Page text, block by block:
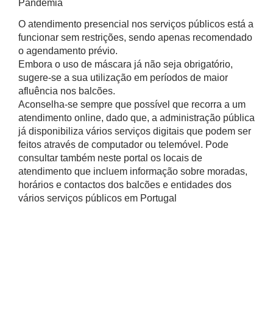
Pandemia
O atendimento presencial nos serviços públicos está a
funcionar sem restrições, sendo apenas recomendado
o agendamento prévio.
Embora o uso de máscara já não seja obrigatório,
sugere-se a sua utilização em períodos de maior
afluência nos balcões.
Aconselha-se sempre que possível que recorra a um
atendimento online, dado que, a administração pública
já disponibiliza vários serviços digitais que podem ser
feitos através de computador ou telemóvel. Pode
consultar também neste portal os locais de
atendimento que incluem informação sobre moradas,
horários e contactos dos balcões e entidades dos
vários serviços públicos em Portugal